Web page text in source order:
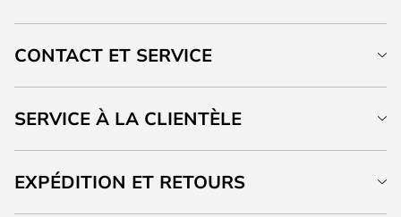
CONTACT ET SERVICE
SERVICE À LA CLIENTÈLE
EXPÉDITION ET RETOURS